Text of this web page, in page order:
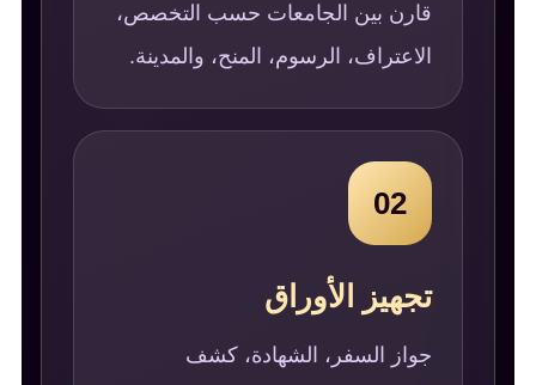
قارن بين الجامعات حسب التخصص،
الاعتراف، الرسوم، المنح، والمدينة.
02
تجهيز الأوراق
جواز السفر، الشهادة، كشف